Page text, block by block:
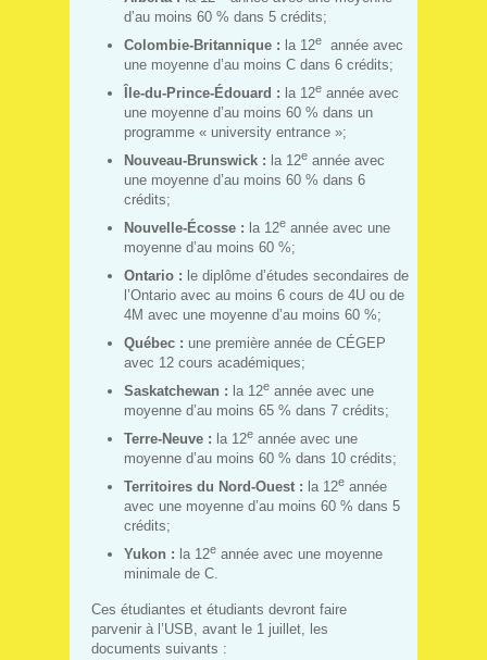
d’au moins 60 % dans 5 crédits;
Colombie-Britannique : la 12e
année avec
une moyenne d’au moins C dans 6 crédits;
Île-du-Prince-Édouard : la 12e année avec
une moyenne d’au moins 60 % dans un
programme « university entrance »;
Nouveau-Brunswick : la 12e année avec
une moyenne d’au moins 60 % dans 6
crédits;
Nouvelle-Écosse : la 12e année avec une
moyenne d’au moins 60 %;
Ontario : le diplôme d’études secondaires de
l’Ontario avec au moins 6 cours de 4U ou de
4M avec une moyenne d’au moins 60 %;
Québec : une première année de CÉGEP
avec 12 cours académiques;
Saskatchewan : la 12e année avec une
moyenne d’au moins 65 % dans 7 crédits;
Terre-Neuve : la 12e année avec une
moyenne d’au moins 60 % dans 10 crédits;
Territoires du Nord-Ouest : la 12e année
avec une moyenne d’au moins 60 % dans 5
crédits;
Yukon : la 12e année avec une moyenne
minimale de C.
Ces étudiantes et étudiants devront faire
parvenir à l’USB, avant le 1 juillet, les
documents suivants :